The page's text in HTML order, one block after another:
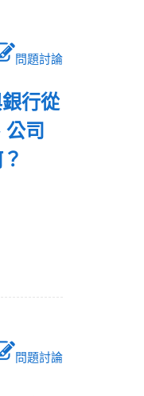
問題討論
行從
司
？
問題討論